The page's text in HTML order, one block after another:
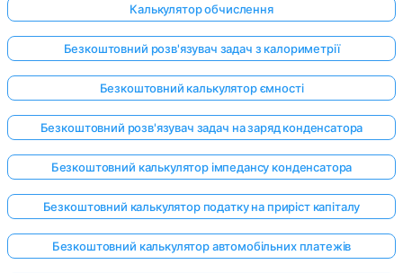
Калькулятор обчислення
Безкоштовний розв'язувач задач з калориметрії
Безкоштовний калькулятор ємності
Безкоштовний розв'язувач задач на заряд конденсатора
Безкоштовний калькулятор імпедансу конденсатора
Безкоштовний калькулятор податку на приріст капіталу
Безкоштовний калькулятор автомобільних платежів